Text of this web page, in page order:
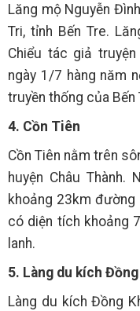
Lăng mộ Nguyễn
Tri, tỉnh Bến Tre.
Chiểu tác giả
ngày 1/7 hàng năm
truyền thống của Bến
4. Cồn Tiên
Cồn Tiên nằm trên
huyện Châu Thành.
khoảng 23km đường
có diện tích khoảng
lanh.
5. Làng du kích
Làng du kích Đồng